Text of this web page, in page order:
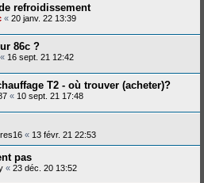
refroidissement
« 20 janv. 22 13:39
86c ?
« 16 sept. 21 12:42
T2 - où trouver (acheter)?
« 10 sept. 21 17:48
« 13 févr. 21 22:53
pas
« 23 déc. 20 13:52